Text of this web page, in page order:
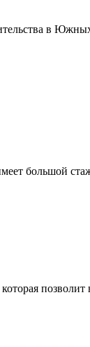
в
большой стаж